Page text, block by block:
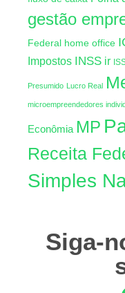
gestão
Federal home office
Impostos INSS ir
Presumido Lucro Real
microempreendedores
Econômia MP
Receita
Simples
Siga-